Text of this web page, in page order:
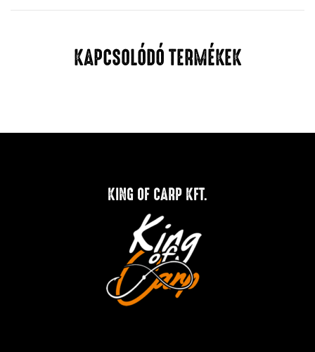
KAPCSOLÓDÓ TERMÉKEK
KING OF CARP KFT.